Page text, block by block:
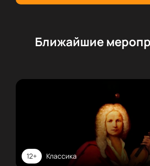
Ближайшие
Классика
12+